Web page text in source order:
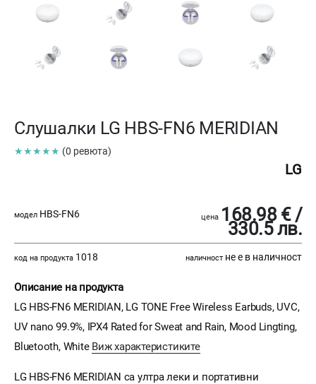
Слушалки LG HBS-FN6 MERIDIAN
★★★★★ (0 ревюта)
LG
модел HBS-FN6 цена 168.98 € /
330.5 лв.
код на продукта 1018 наличност не е в наличност
Описание на продукта
LG HBS-FN6 MERIDIAN, LG TONE Free Wireless Earbuds, UVC,
UV nano 99.9%, IPX4 Rated for Sweat and Rain, Mood Lingting,
Bluetooth, White Виж характеристиките
LG HBS-FN6 MERIDIAN са ултра леки и портативни